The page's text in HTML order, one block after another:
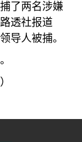
了两名涉嫌
透社报道
导人被捕。